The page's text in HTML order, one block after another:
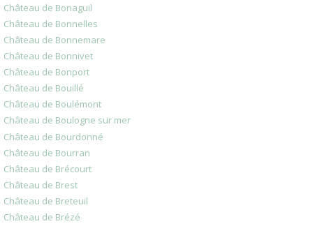
Château de Bonaguil
Château de Bonnelles
Château de Bonnemare
Château de Bonnivet
Château de Bonport
Château de Bouillé
Château de Boulémont
Château de Boulogne sur mer
Château de Bourdonné
Château de Bourran
Château de Brécourt
Château de Brest
Château de Breteuil
Château de Brézé